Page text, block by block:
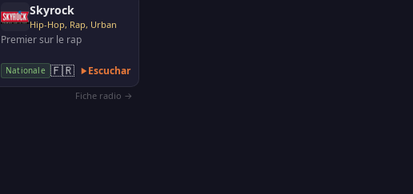
Skyrock
Hip-Hop, Rap, Urban
Premier sur le rap
Nationale 🇫🇷 Escuchar
Fiche radio →